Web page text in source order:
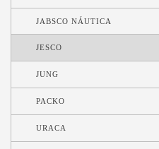
JABSCO NÁUTICA
JESCO
JUNG
PACKO
URACA